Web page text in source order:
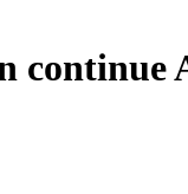
continue